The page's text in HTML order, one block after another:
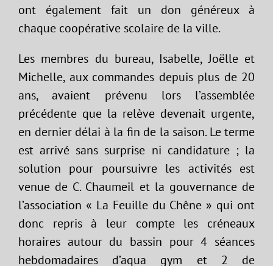
ont également fait un don généreux à
chaque coopérative scolaire de la ville.
Les membres du bureau, Isabelle, Joëlle et
Michelle, aux commandes depuis plus de 20
ans, avaient prévenu lors l’assemblée
précédente que la relève devenait urgente,
en dernier délai à la fin de la saison. Le terme
est arrivé sans surprise ni candidature ; la
solution pour poursuivre les activités est
venue de C. Chaumeil et la gouvernance de
l’association « La Feuille du Chêne » qui ont
donc repris à leur compte les créneaux
horaires autour du bassin pour 4 séances
hebdomadaires d’aqua gym et 2 de